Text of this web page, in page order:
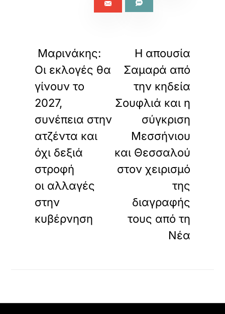
Μαρινάκης:
Οι εκλογές θα
γίνουν το
2027,
συνέπεια στην
ατζέντα και
όχι δεξιά
στροφή
οι αλλαγές
στην
κυβέρνηση
Η απουσία
Σαμαρά από
την κηδεία
Σουφλιά και η
σύγκριση
Μεσσήνιου
και Θεσσαλού
στον χειρισμό
της
διαγραφής
τους από τη
Νέα